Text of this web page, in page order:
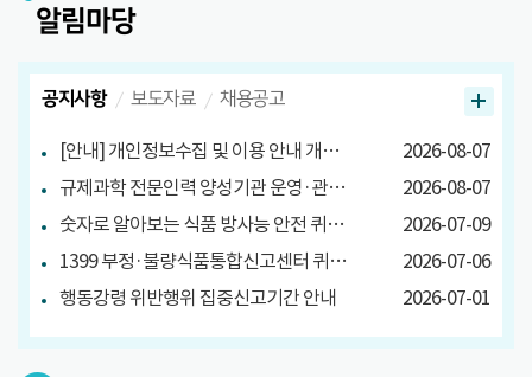
알림마당
공지사항
[안내] 개인정보수집 및 이용 안내 개정 안내
2026-08-07
규제과학 전문인력 양성기관 운영·관리방안 마련 연구 관련 설문조사
2026-08-07
숫자로 알아보는 식품 방사능 안전 퀴즈 당첨자 발표
2026-07-09
1399 부정·불량식품통합신고센터 퀴즈 이벤트 당첨자 발표
2026-07-06
행동강령 위반행위 집중신고기간 안내
2026-07-01
보도자료 채용공고